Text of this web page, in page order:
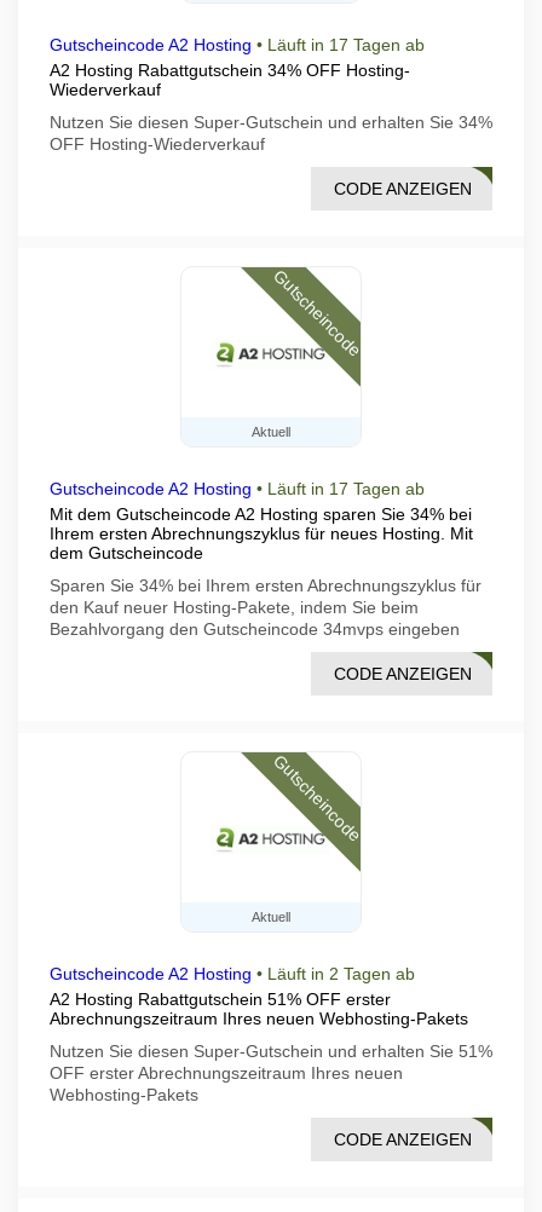
Gutscheincode A2 Hosting • Läuft in 17 Tagen ab
A2 Hosting Rabattgutschein 34% OFF Hosting-
Wiederverkauf
Nutzen Sie diesen Super-Gutschein und erhalten Sie 34%
OFF Hosting-Wiederverkauf
FF34
CODE ANZEIGEN
Aktuell
Gutscheincode
Gutscheincode A2 Hosting • Läuft in 17 Tagen ab
Mit dem Gutscheincode A2 Hosting sparen Sie 34% bei
Ihrem ersten Abrechnungszyklus für neues Hosting. Mit
dem Gutscheincode
Sparen Sie 34% bei Ihrem ersten Abrechnungszyklus für
den Kauf neuer Hosting-Pakete, indem Sie beim
Bezahlvorgang den Gutscheincode 34mvps eingeben
MVPS
CODE ANZEIGEN
Aktuell
Gutscheincode
Gutscheincode A2 Hosting • Läuft in 2 Tagen ab
A2 Hosting Rabattgutschein 51% OFF erster
Abrechnungszeitraum Ihres neuen Webhosting-Pakets
Nutzen Sie diesen Super-Gutschein und erhalten Sie 51%
OFF erster Abrechnungszeitraum Ihres neuen
Webhosting-Pakets
FAST
CODE ANZEIGEN